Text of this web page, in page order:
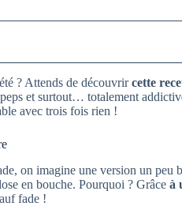
? Attends de découvrircette
et surtout… totalement
avec trois fois rien !
on imagine une version un peu
en bouche. Pourquoi ? Grâce à
fade !